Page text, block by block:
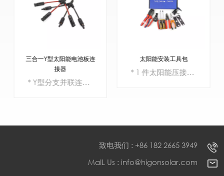
三合一Y型太阳能电池板连
接器
* Y型分支并联连接器（1个公头转2个母头，1个母头转2个公头）* 连接处的防水环可以完美地密封水和灰尘，防止腐蚀。* 适用单芯电缆截面积：1.5mm² - 6mm²* 组装过程快速简便，无需任何额外工具即可轻松拆卸插头。
太阳能安装工具包
* 1 件太阳能压接工具* 1个带切割功能的剥线钳，用于切割和剥除电缆绝缘层* 2个太阳能扳手（1000V/1500V）* 1 对 MC4 连接器/延长线* 1 副十字和一字螺丝刀
致电我们 : +86 182 2665 3949
MaIL Us : info@higonsolar.com